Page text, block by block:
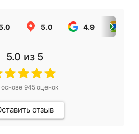
5.0 4.9
5.0 из 5
945оценок
отзыв